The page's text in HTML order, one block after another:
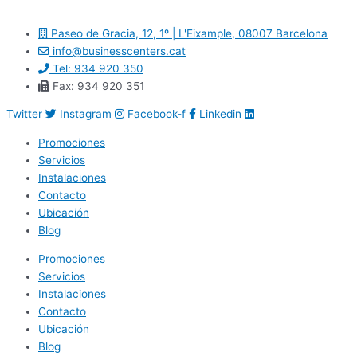
Paseo de Gracia, 12, 1º | L'Eixample, 08007 Barcelona
info@businesscenters.cat
Tel: 934 920 350
Fax: 934 920 351
Twitter Instagram Facebook-f Linkedin
Promociones
Servicios
Instalaciones
Contacto
Ubicación
Blog
Promociones
Servicios
Instalaciones
Contacto
Ubicación
Blog